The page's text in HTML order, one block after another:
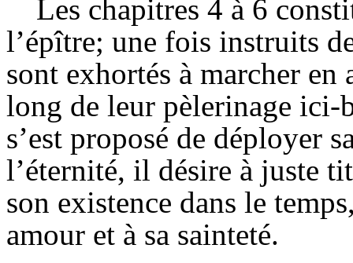
Les chapitres 4 à 6
l’épître; une fois instruits
sont exhortés à marcher en
long de leur pèlerinage ici-
s’est proposé de déployer
l’éternité, il désire à juste
son existence dans le
amour et à sa sainteté.